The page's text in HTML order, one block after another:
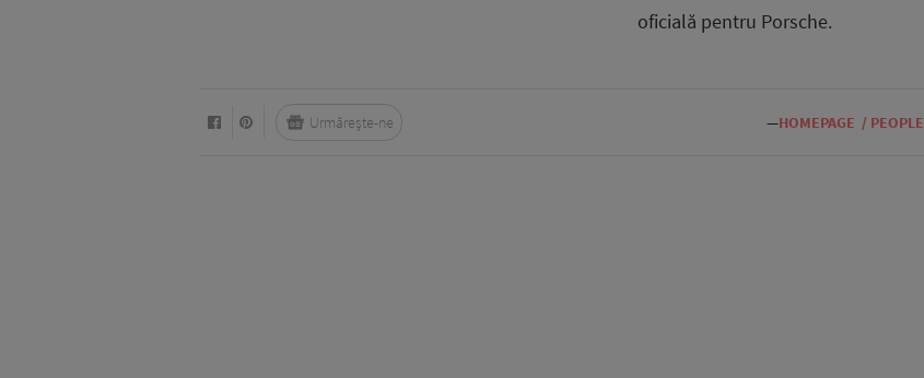
oficială pentru Porsche.
—HOMEPAGE / PEOPLE
Urmărește-ne